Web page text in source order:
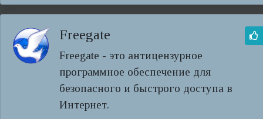
Freegate
Freegate - это антицензурное
программное обеспечение для
безопасного и быстрого доступа в
Интернет.